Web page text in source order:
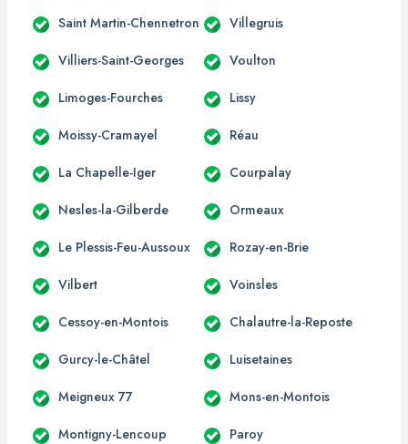
Saint Martin-Chennetron Villegruis
Villiers-Saint-Georges Voulton
Limoges-Fourches Lissy
Moissy-Cramayel Réau
La Chapelle-Iger Courpalay
Nesles-la-Gilberde Ormeaux
Le Plessis-Feu-Aussoux Rozay-en-Brie
Vilbert Voinsles
Cessoy-en-Montois Chalautre-la-Reposte
Gurcy-le-Châtel Luisetaines
Meigneux 77 Mons-en-Montois
Montigny-Lencoup Paroy